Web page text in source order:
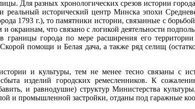
Для разных хронологических срезов истории
исторический центр Минска эпохи
1793 г.), то памятники истории, связанные с
окраинам, что связано с логикой деятельности
границы города по мере расширения его
помощи и Белая дача, а также ряд селищ
и культуры, тем не менее тесно связаны с
изделий городских ремесленников. К
и равнодушие) структур Министерства
и промышленной застройки, отданы под гаражные